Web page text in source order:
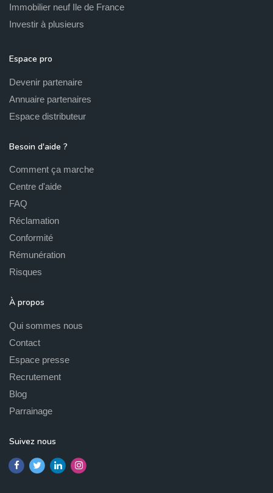
Immobilier neuf Ile de France
Investir à plusieurs
Espace pro
Devenir partenaire
Annuaire partenaires
Espace distributeur
Besoin d'aide ?
Comment ça marche
Centre d'aide
FAQ
Réclamation
Conformité
Rémunération
Risques
À propos
Qui sommes nous
Contact
Espace presse
Recrutement
Blog
Parrainage
Suivez nous